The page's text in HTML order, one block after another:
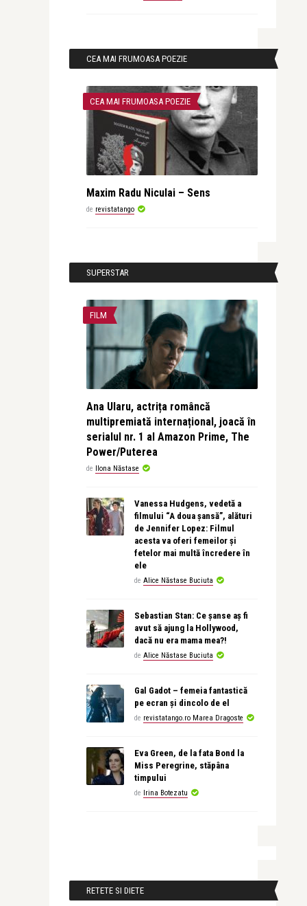
CEA MAI FRUMOASA POEZIE
CEA MAI FRUMOASA POEZIE
Maxim Radu Niculai – Sens
de revistatango
SUPERSTAR
FILM
Ana Ularu, actrița româncă
multipremiată internațional, joacă în
serialul nr. 1 al Amazon Prime, The
Power/Puterea
de Ilona Năstase
Vanessa Hudgens, vedetă a
filmului “A doua șansă”, alături
de Jennifer Lopez: Filmul
acesta va oferi femeilor și
fetelor mai multă încredere în
ele
de Alice Năstase Buciuta
Sebastian Stan: Ce șanse aș fi
avut să ajung la Hollywood,
dacă nu era mama mea?!
de Alice Năstase Buciuta
Gal Gadot – femeia fantastică
pe ecran și dincolo de el
de revistatango.ro Marea Dragoste
Eva Green, de la fata Bond la
Miss Peregrine, stăpâna
timpului
de Irina Botezatu
RETETE SI DIETE